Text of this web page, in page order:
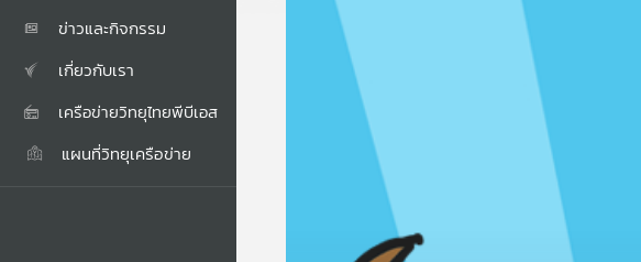
ข่าวและกิจกรรม
เกี่ยวกับเรา
เครือข่ายวิทยุไทยพีบีเอส
แผนที่วิทยุเครือข่าย